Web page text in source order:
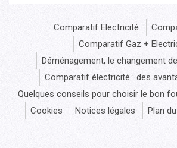
Comparatif Electricité
Comparatif Gaz +
Déménagement, le changement
Comparatif électricité : des
Quelques conseils pour choisir le bon
Cookies
Notices légales Plan